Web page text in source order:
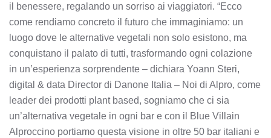
il benessere, regalando un sorriso ai viaggiatori. “Ecco
come rendiamo concreto il futuro che immaginiamo: un
luogo dove le alternative vegetali non solo esistono, ma
conquistano il palato di tutti, trasformando ogni colazione
in un’esperienza sorprendente – dichiara Yoann Steri,
digital & data Director di Danone Italia – Noi di Alpro, come
leader dei prodotti plant based, sogniamo che ci sia
un’alternativa vegetale in ogni bar e con il Blue Villain
Alproccino portiamo questa visione in oltre 50 bar italiani e